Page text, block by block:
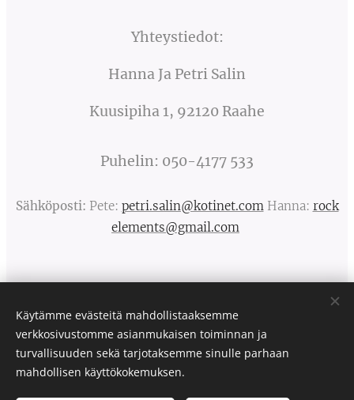
Yhteystiedot:
Hanna Ja Petri Salin
Kuusipiha 1, 92120 Raahe
Puhelin: 050-4177 533
Sähköposti: Pete: petri.salin@kotinet.com Hanna: rock
elements@gmail.com
Kennel Rock Element´s
Käytämme evästeitä mahdollistaaksemme
verkkosivustomme asianmukaisen toiminnan ja
turvallisuuden sekä tarjotaksemme sinulle parhaan
mahdollisen käyttökokemuksen.